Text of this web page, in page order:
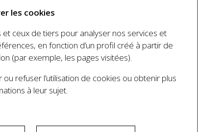
3 4 5
les cookies
ceux de tiers pour analyser nos services et
en fonction d’un profil créé à partir de
(par exemple, les pages visitées).
refuser l’utilisation de cookies ou obtenir plus
à leur sujet.